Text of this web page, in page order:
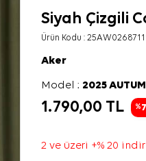
Siyah Çizgili
Ürün Kodu :
Aker
Model :2025
1.790,00 TL %
2 ve üzeri +% 20